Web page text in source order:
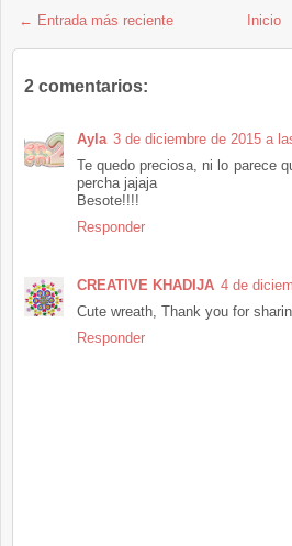
← Entrada más reciente Inicio
2 comentarios:
Ayla 3 de diciembre de 2015 a
Te quedo preciosa, ni lo parece
percha jajaja
Besote!!!!
Responder
CREATIVE KHADIJA 4 de
Cute wreath, Thank you for
Responder